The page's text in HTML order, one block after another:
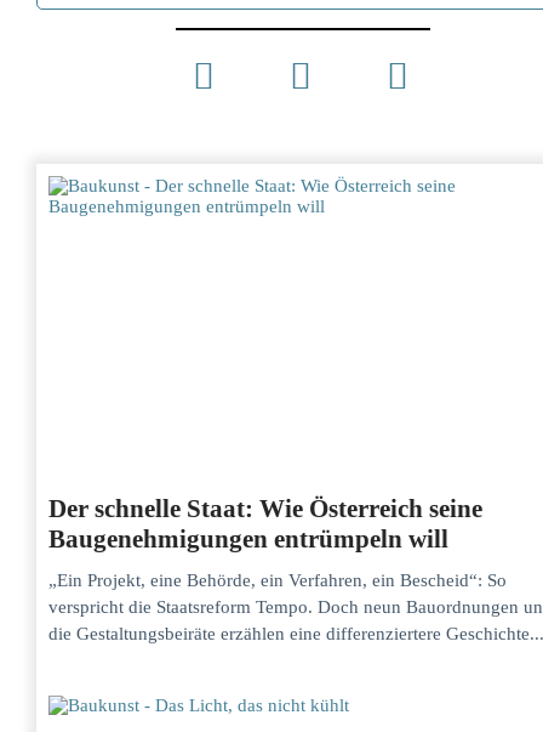
Der schnelle Staat: Wie Österreich seine
Baugenehmigungen entrümpeln will
„Ein Projekt, eine Behörde, ein Verfahren, ein Bescheid“: So
verspricht die Staatsreform Tempo. Doch neun Bauordnungen
die Gestaltungsbeiräte erzählen eine differenziertere